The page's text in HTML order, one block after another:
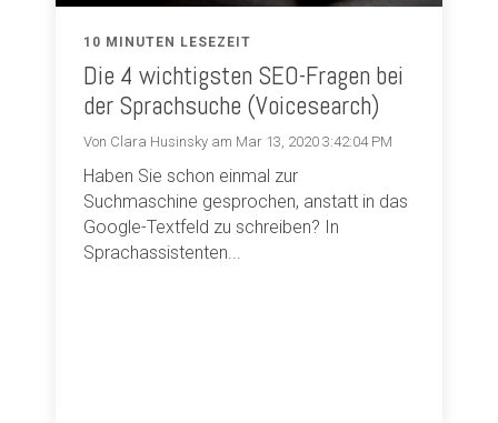
10 MINUTEN LESEZEIT
Die 4 wichtigsten SEO-Fragen bei
der Sprachsuche (Voicesearch)
Von Clara Husinsky am Mar 13, 2020 3:42:04 PM
Haben Sie schon einmal zur
Suchmaschine gesprochen, anstatt in das
Google-Textfeld zu schreiben? In
Sprachassistenten...